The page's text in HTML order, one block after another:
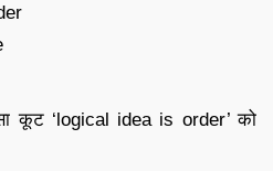
कूट ‘logical idea is order’ को